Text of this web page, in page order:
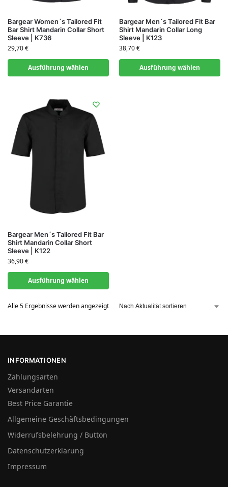
Bargear Women´s Tailored Fit
Bar Shirt Mandarin Collar Short
Sleeve | K736
29,70€
Ausführung wählen
Bargear Men´s Tailored Fit Bar
Shirt Mandarin Collar Long
Sleeve | K123
38,70€
Ausführung wählen
Bargear Men´s Tailored Fit Bar
Shirt Mandarin Collar Short
Sleeve | K122
36,90€
Ausführung wählen
Alle 5 Ergebnisse werden angezeigt
INFORMATIONEN
Zahlungsarten
Versandarten
Best Price Garantie
Allgemeine Geschäftsbedingungen
Widerrufsbelehrung / Button
Datenschutzerklärung
Impressum